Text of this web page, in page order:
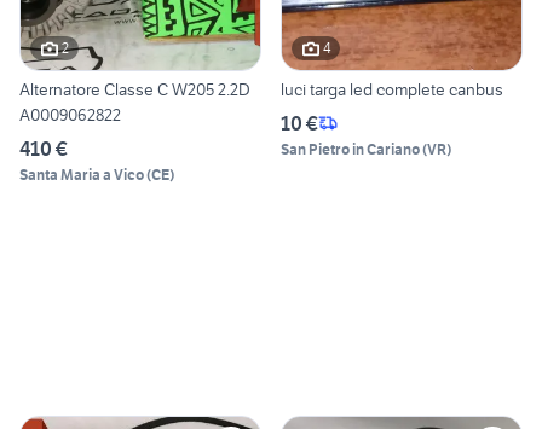
2
Alternatore Classe C W205 2.2D
A0009062822
410 €
Santa Maria a Vico(CE)
4
luci targa led complete canbus
10 €
San Pietro in Cariano(VR)